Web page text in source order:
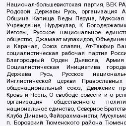
Национал-большевистская партия, ВЕК
Родовой Державы Русь, организация
Община Капища Веды Перуна, Мужская
Учреждение, Нурджулар, К
Иеговы, Русское национальное
общество, Джамаат мувахидов,
и Карачая, Союз славян, Ат-Такфир
социалистическая рабочая партия
Благородный Орден Дьявола,
Социалистическая Инициатива
Держава Русь, Русское
Инглистической церкви Православных
общенациональный союз, Движение
Кровь и Честь, О свободе совести и о
организация общественного
национальное единство, Северное
Клуба Динамо, Файзрахманисты,
п. Боровский Тюменского района